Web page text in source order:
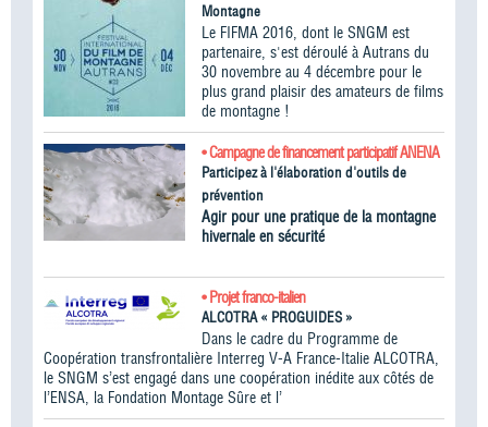
Montagne
Le FIFMA 2016, dont le SNGM est
partenaire, s'est déroulé à Autrans du
30 novembre au 4 décembre pour le
plus grand plaisir des amateurs de films
de montagne !
• Campagne de financement participatif ANENA
Participez à l'élaboration d'outils de
prévention
Agir pour une pratique de la montagne
hivernale en sécurité
• Projet franco-italien
ALCOTRA « PROGUIDES »
Dans le cadre du Programme de
Coopération transfrontalière Interreg V-A France-Italie ALCOTRA,
le SNGM s’est engagé dans une coopération inédite aux côtés de
l’ENSA, la Fondation Montage Sûre et l’